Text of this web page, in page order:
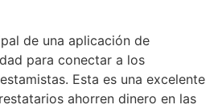
de una aplicación de
para conectar a los
Esta es una excelente
ahorren dinero en las